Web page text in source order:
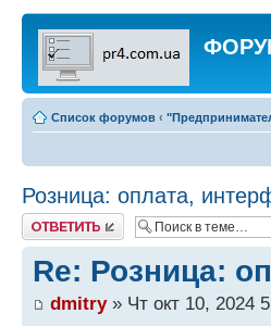
Список форумов ‹
Розница: оплата,
Ответить
Re: Розница:
dmitry» Чт окт 10, 2024